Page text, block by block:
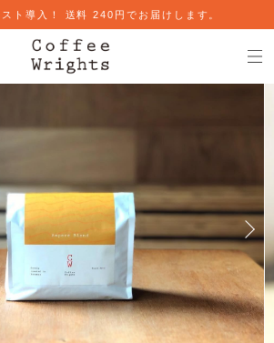
ト導入！ 送料 240円でお届けします。